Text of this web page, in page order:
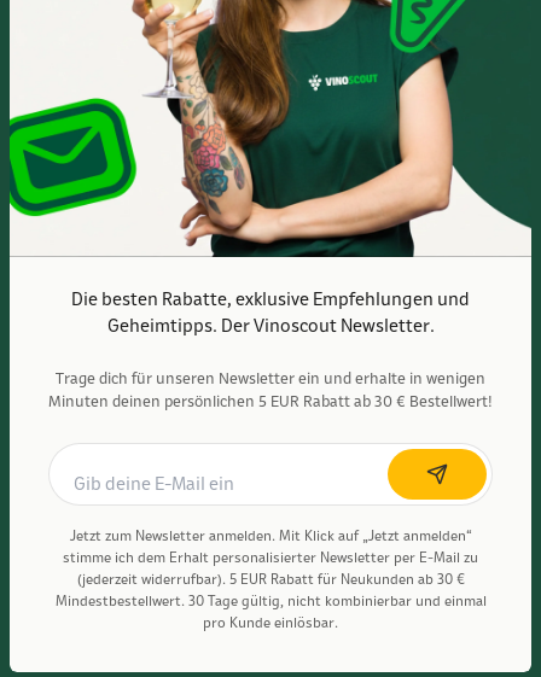
Die besten Rabatte, exklusive Empfehlungen und
Geheimtipps. Der Vinoscout Newsletter.
Trage dich für unseren Newsletter ein und erhalte in wenigen
Minuten deinen persönlichen 5 EUR Rabatt ab 30 € Bestellwert!
Jetzt zum Newsletter anmelden. Mit Klick auf „Jetzt anmelden“
stimme ich dem Erhalt personalisierter Newsletter per E-Mail zu
(jederzeit widerrufbar). 5 EUR Rabatt für Neukunden ab 30 €
Mindestbestellwert. 30 Tage gültig, nicht kombinierbar und einmal
pro Kunde einlösbar.
Mo.- Fr. 10:00 - 19:00 Uhr
Sa. 10:00 - 16:00 Uhr
Anfahrtsbeschreibung
Vinoscout wird kontrolliert und BIO-zertifiziert durch ABCERT AG – DE-
ÖKO-006
© 2011-2026, Vinoscout GmbH